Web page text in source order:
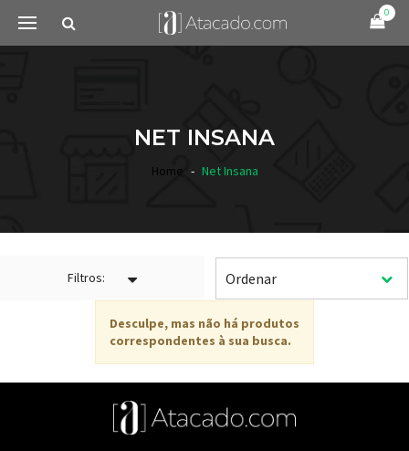
0
NET INSANA
Home Net Insana
Filtros:
Desculpe, mas não há produtos
correspondentes à sua busca.